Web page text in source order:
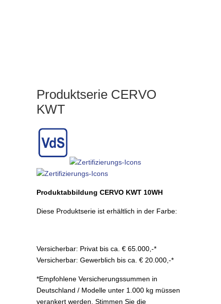
Produktserie CERVO
KWT
Produktabbildung CERVO KWT 10WH
Diese Produktserie ist erhältlich in der Farbe:
Versicherbar: Privat bis ca. € 65.000,-*
Versicherbar: Gewerblich bis ca. € 20.000,-*
*Empfohlene Versicherungssummen in
Deutschland / Modelle unter 1.000 kg müssen
verankert werden. Stimmen Sie die